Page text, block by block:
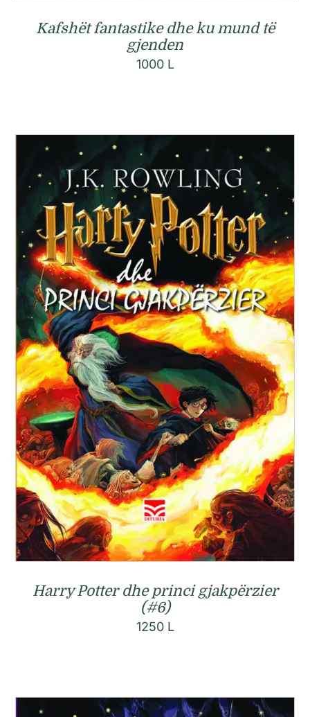
Kafshët fantastike dhe ku mund të
gjenden
1000 L
Harry Potter dhe princi gjakpërzier
(#6)
1250 L